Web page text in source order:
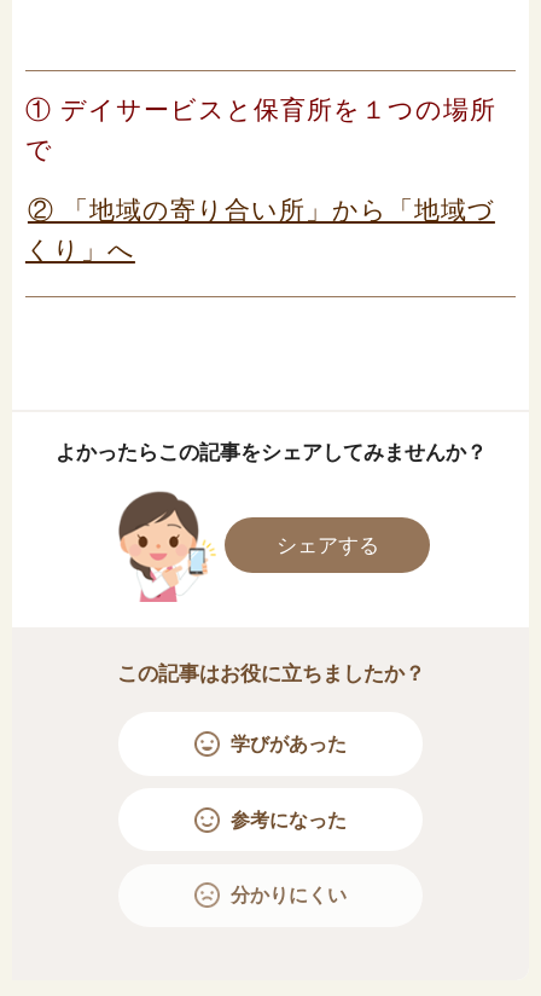
① デイサービスと保育所を１つの場所
で
② 「地域の寄り合い所」から「地域づ
くり」へ
よかったらこの記事をシェアしてみませんか？
シェアする
この記事はお役に立ちましたか？
学びがあった
参考になった
分かりにくい